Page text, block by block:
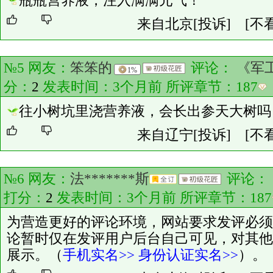
来自北京[投诉] [不
№5 网友： 笨笨的 1% 评论：
《
分： 2 发表时间：3个月前 所评章节： 187
往小树坑里浇营养液，会长出参天大树
来自辽宁[投诉] [不
№6 网友： 法*******斯 评论：
打分： 2 发表时间：3个月前 所评章节： 187
为营造更好的评论环境，网站要求发评必
论暂时仅在发评用户后台自己可见，对其
展示。（手机实名>> 身份认证实名>>）。